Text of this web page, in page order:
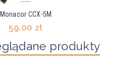
Monacor CCX-5M
59,00 zł
produkty